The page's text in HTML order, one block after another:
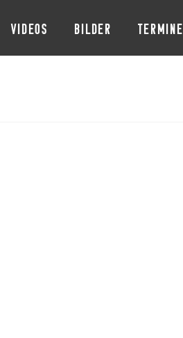
VIDEOS BILDER TERMINE